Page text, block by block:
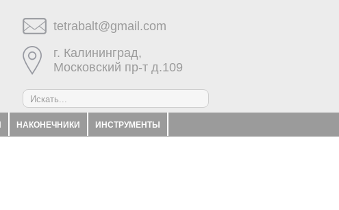
tetrabalt@gmail.com
г. Калининград,
Московский пр-т д.109
НАКОНЕЧНИКИ ИНСТРУМЕНТЫ